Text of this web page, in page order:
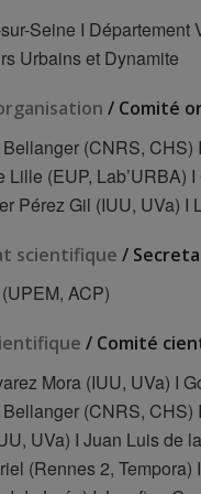
Seine I Département
Urbains et Dynamite
/ Comité
(CNRS,
Lille (EUP,
Pérez Gil (IUU, UVa)
scientifique /
ACP)
/ Comité
Mora (IUU, UVa) I
(CNRS,
UVa) I Juan Luis de
(Rennes 2,